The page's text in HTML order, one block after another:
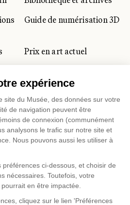
Guide de numérisation 3D
Prix en art actuel
CORPORATIVE
Activités corporatives
professionnels du
tourisme